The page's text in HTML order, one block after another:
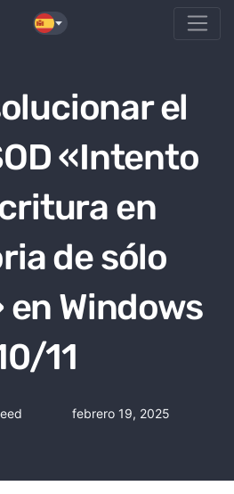
el
«Intento
en
de sólo
Windows
11
febrero 19, 2025